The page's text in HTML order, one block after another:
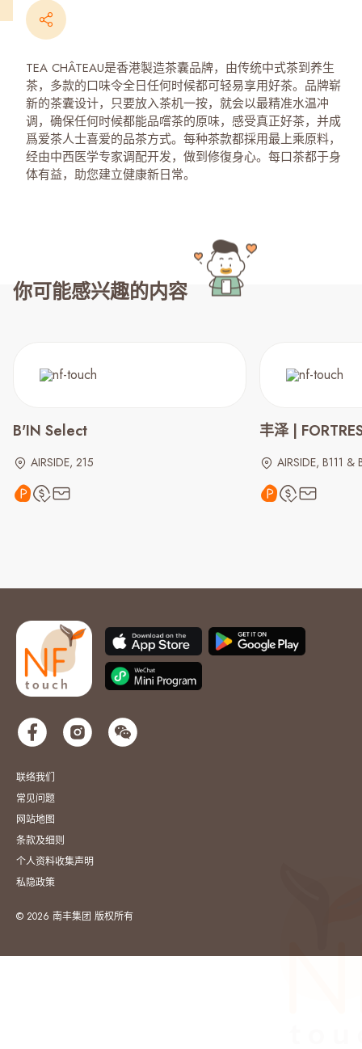
TEA CHÂTEAU是香港製造茶囊品牌，由传统中式茶到养生
茶，多款的口味令全日任何时候都可轻易享用好茶。品牌崭
新的茶囊设计，只要放入茶机一按，就会以最精准水温冲
调，确保任何时候都能品嚐茶的原味，感受真正好茶，并成
爲爱茶人士喜爱的品茶方式。每种茶款都採用最上乘原料，
经由中西医学专家调配开发，做到修復身心。每口茶都于身
体有益，助您建立健康新日常。
你可能感兴趣的内容
B'IN Select
AIRSIDE, 215
丰泽 |
AIRSIDE, B111 &
联络我们
常见问题
网站地图
条款及细则
个人资料收集声明
私隐政策
© 2026 南丰集团 版权所有